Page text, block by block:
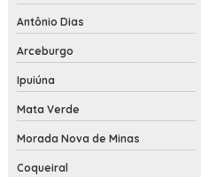
Antônio Dias
Arceburgo
Ipuiúna
Mata Verde
Morada Nova de Minas
Coqueiral